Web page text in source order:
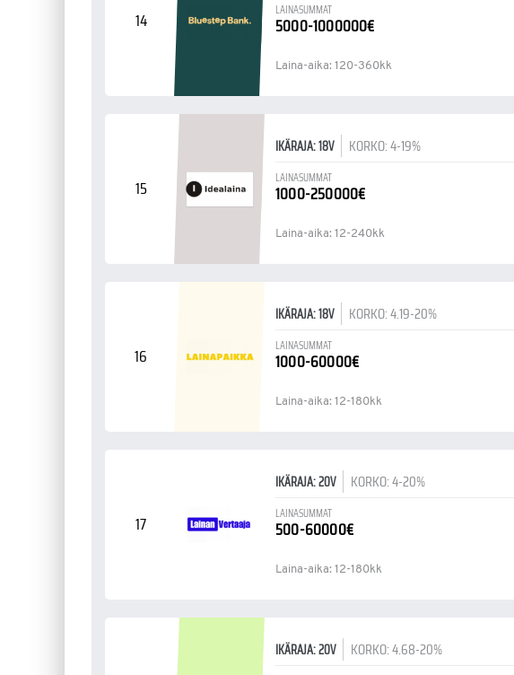
14 LAINASUMMAT
5000-1000000€
Laina-aika: 120-360kk
15
IKÄRAJA: 18V KORKO: 4-19%
LAINASUMMAT
1000-250000€
Laina-aika: 12-240kk
16
IKÄRAJA: 18V KORKO: 4.19-20%
LAINASUMMAT
1000-60000€
Laina-aika: 12-180kk
17
IKÄRAJA: 20V KORKO: 4-20%
LAINASUMMAT
500-60000€
Laina-aika: 12-180kk
IKÄRAJA: 20V KORKO: 4.68-20%